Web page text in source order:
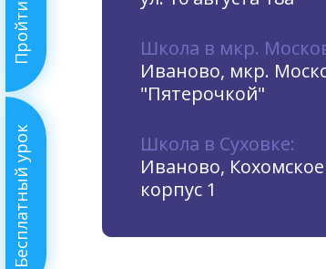
Бесплатный урок
Школа в мкр.
Иваново, мкр.
"Пятерочкой"
Школа в Суховке:
Иваново,
корпус 1